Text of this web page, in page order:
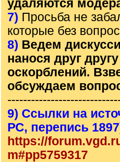
удаляются
7) Просьба не
которые без
8) Ведем
нанося друг
оскорблений.
обсуждаем
9) Ссылки на
РС, перепись
https://
m#pp5759317